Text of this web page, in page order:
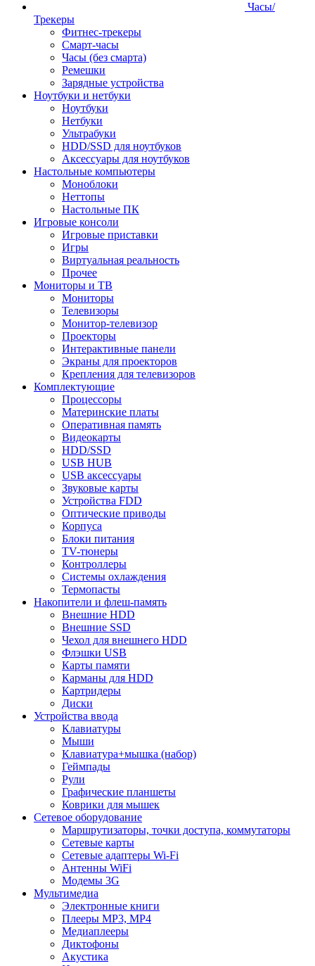
Часы/
Трекеры
Фитнес-трекеры
Смарт-часы
Часы (без смарта)
Ремешки
Зарядные устройства
Ноутбуки и нетбуки
Ноутбуки
Нетбуки
Ультрабуки
HDD/SSD для ноутбуков
Аксессуары для ноутбуков
Настольные компьютеры
Моноблоки
Неттопы
Настольные ПК
Игровые консоли
Игровые приставки
Игры
Виртуальная реальность
Прочее
Мониторы и ТВ
Мониторы
Телевизоры
Монитор-телевизор
Проекторы
Интерактивные панели
Экраны для проекторов
Крепления для телевизоров
Комплектующие
Процессоры
Материнские платы
Оперативная память
Видеокарты
HDD/SSD
USB HUB
USB аксессуары
Звуковые карты
Устройства FDD
Оптические приводы
Корпуса
Блоки питания
TV-тюнеры
Контроллеры
Системы охлаждения
Термопасты
Накопители и флеш-память
Внешние HDD
Внешние SSD
Чехол для внешнего HDD
Флэшки USB
Карты памяти
Карманы для HDD
Картридеры
Диски
Устройства ввода
Клавиатуры
Мыши
Клавиатура+мышка (набор)
Геймпады
Рули
Графические планшеты
Коврики для мышек
Сетевое оборудование
Маршрутизаторы, точки доступа, коммутаторы
Сетевые карты
Сетевые адаптеры Wi-Fi
Антенны WiFi
Модемы 3G
Мультимедиа
Электронные книги
Плееры MP3, MP4
Медиаплееры
Диктофоны
Акустика